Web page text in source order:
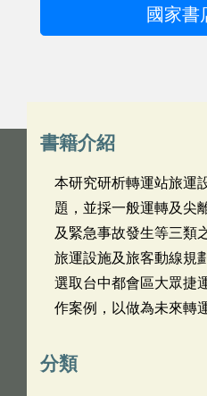
國家書
書籍介紹
本研究研析轉運站旅運
題，並採一般運轉及尖
及緊急事故發生等三類
旅運設施及旅客動線規
選取台中都會區大眾捷
作案例，以做為未來轉
分類